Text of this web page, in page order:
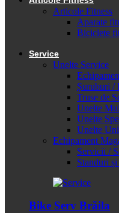
Articole Fitness
Aparate
Biciclete
Service
Unelte Service
Șuruburi /
Truse de
Unelte
Unelte
Unelte
Echipament
Servicii /
Standuri
Bike Serv Brăila